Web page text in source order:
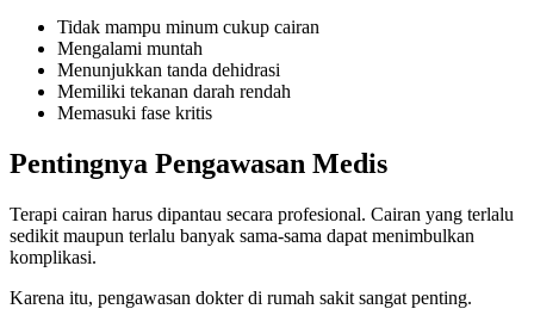
Tidak mampu minum cukup cairan
Mengalami muntah
Menunjukkan tanda dehidrasi
Memiliki tekanan darah rendah
Memasuki fase kritis
Pentingnya Pengawasan Medis
Terapi cairan harus dipantau secara profesional. Cairan yang terlalu
sedikit maupun terlalu banyak sama-sama dapat menimbulkan
komplikasi.
Karena itu, pengawasan dokter di rumah sakit sangat penting.